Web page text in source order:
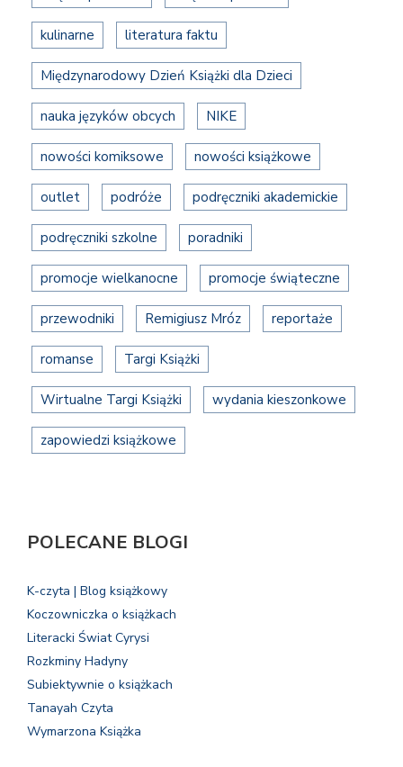
kulinarne literatura faktu
Międzynarodowy Dzień Książki dla Dzieci
nauka języków obcych NIKE
nowości komiksowe nowości książkowe
outlet podróże podręczniki akademickie
podręczniki szkolne poradniki
promocje wielkanocne promocje świąteczne
przewodniki Remigiusz Mróz reportaże
romanse Targi Książki
Wirtualne Targi Książki wydania kieszonkowe
zapowiedzi książkowe
POLECANE BLOGI
K-czyta | Blog książkowy
Koczowniczka o książkach
Literacki Świat Cyrysi
Rozkminy Hadyny
Subiektywnie o książkach
Tanayah Czyta
Wymarzona Książka